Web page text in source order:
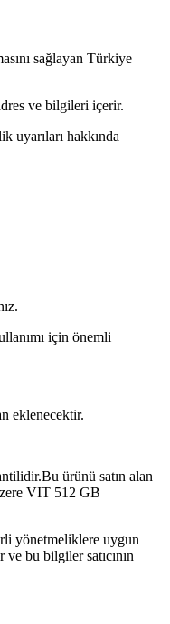
sağlayan Türkiye
ve bilgileri içerir.
uyarıları hakkında
için önemli
eklenecektir.
ürünü satın alan
VIT 512 GB
yönetmeliklere uygun
ve bu bilgiler satıcının